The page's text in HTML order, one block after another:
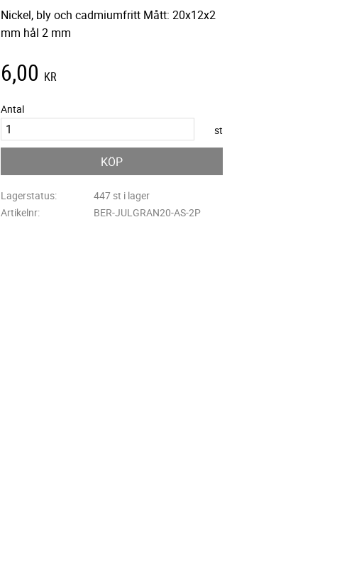
Nickel, bly och cadmiumfritt Mått: 20x12x2
mm hål 2 mm
6,00 KR
Antal
st
KÖP
Lagerstatus
447 st i lager
Artikelnr
BER-JULGRAN20-AS-2P